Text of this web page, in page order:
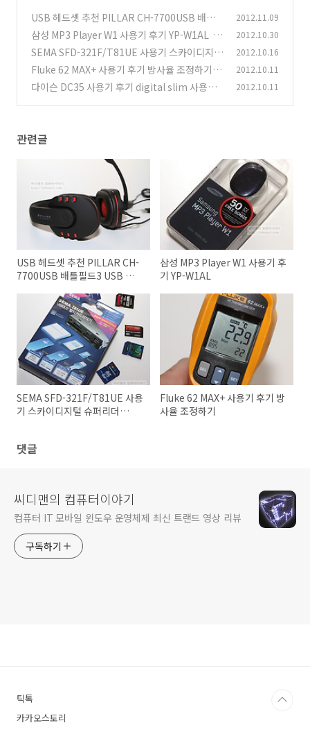
USB 헤드셋 추천 PILLAR CH-7700USB 배틀
필드3 USB 해드폰
(20)
2012.11.09
삼성 MP3 Player W1 사용기 후기 YP-W1AL
(1
3)
2012.10.30
SEMA SFD-321F/T81UE 사용기 스카이디지털
슈퍼리더 super speed USB3.0 카드리더기 비
교
(19)
2012.10.16
Fluke 62 MAX+ 사용기 후기 방사율 조정하기
(1
1)
2012.10.11
다이슨 DC35 사용기 후기 digital slim 사용시
2012.10.11
관련글
USB 헤드셋 추천 PILLAR CH-
7700USB 배틀필드3 USB 해드
삼성 MP3 Player W1 사용기 후
기 YP-W1AL
SEMA SFD-321F/T81UE 사용
기 스카이디지털 슈퍼리더
Fluke 62 MAX+ 사용기 후기 방
사율 조정하기
댓글
씨디맨의 컴퓨터이야기
컴퓨터 IT 모바일 윈도우 운영체제 최신 트랜드 영상 리뷰
구독하기
틱톡
카카오스토리